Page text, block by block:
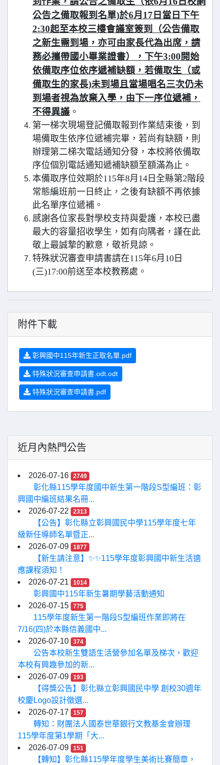
公告之備取報到名單)於6月17日當日下午
2:30起至本校三樓會議室簽到（公告備取
之新生需到場，亦可由家長代為出席，請
務必攜帶國小畢業證書），下午3:00開始
依備取序位依序遞補缺額，若備取生（或
備取生的家長)未到場且當場唱名三次仍未
到場者視為放棄入學，由下一序位遞補，
不得異議 。
第一梯次現場登記備取報到作業結束後，到
場備取生依序位遞補完畢，若尚有缺額，則
辦理第二梯次電話通知分發，本校將依備取
序位個別電話通知遞補缺額至額滿為止。
本備取序位效期於115年8月14日全縣第2階段
常態編班前一日終止，之後有缺額不再依據
此名單序位遞補。
感謝各位家長對學校支持與愛護，本校已盡
最大的容量招收學生，如有向隅者，謹在此
敬上最誠摯的歉意，敬祈見諒。
特殊狀況審查申請書請在115年6月10日
(三)17:00前送至本校教務處。
附件下載
彰興國中115年新生正取名單.pdf
特殊狀況審查申請書.odt.odt
特殊狀況審查申請書.pdf
近月內熱門公告
2026-07-16 2749
彰化縣115學年度國中新生第一階段S型編班：彰
興國中編班結果名冊...
2026-07-22
2313
【公告】彰化縣立彰興國民中學115學年度七年
級新任導師名單暨正...
2026-07-09
1877
【新生請注意】✨✨115學年度彰興國中新生活適
應課程須知！
2026-07-21
1014
彰興國中115年新生暑期學藝活動通知
2026-07-15
775
115學年度新生第一階段S型編班作業即將在
7/16(四)於本縣信義國中...
2026-07-10
374
公告本校新生雙語生活營參加名單及梯次，歡迎
本校有興趣參加的新...
2026-07-09
193
【得獎公告】彰化縣立彰興國民中學 創校30週年
校慶Logo設計徵選...
2026-07-17
157
轉知：財團法人國泰世華銀行文教基金會辦理
115學年度第1學期「大...
2026-07-09
151
【轉知】彰化縣115學年度學生美術比賽簡章，